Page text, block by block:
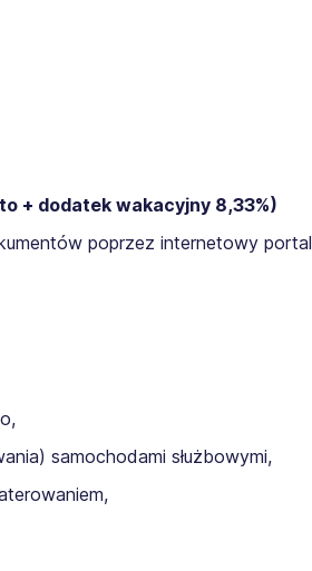
+ dodatek wakacyjny 8,33%)
poprzez internetowy portal
samochodami służbowymi,